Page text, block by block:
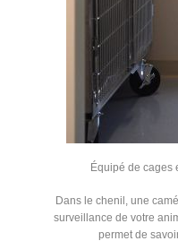
Équipé de cages
Dans le chenil, une
surveillance de votre
permet de